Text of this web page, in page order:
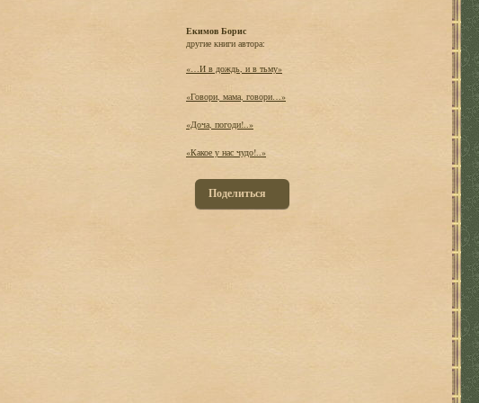
Екимов Борис
другие книги автора:
«…И в дождь, и в тьму»
«Говори, мама, говори…»
«Доча, погоди!..»
«Какое у нас чудо!..»
Поделиться